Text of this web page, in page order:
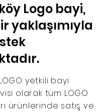
Logo bayi,
yaklaşımıyla
yetkili bayi
olarak tüm LOGO
ürünlerinde satış ve